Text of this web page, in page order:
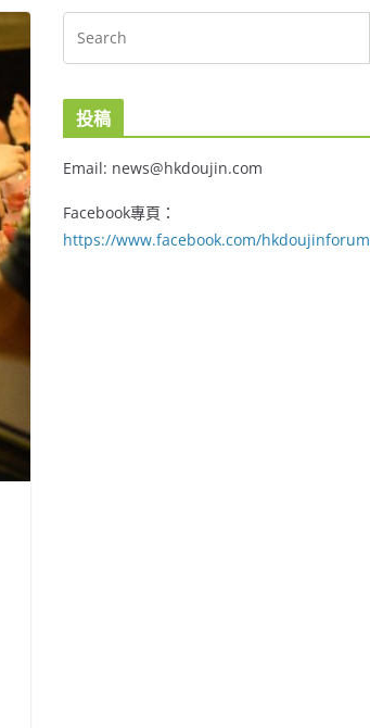
投稿
Email: news@hkdoujin.com
Facebook專頁：
https://www.facebook.com/hkdoujinforum